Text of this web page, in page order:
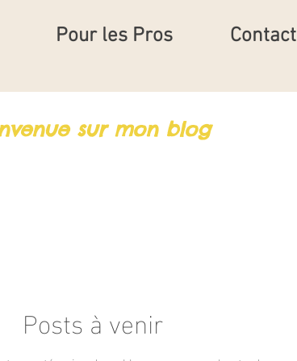
Pour les Pros Contact
Posts à venir
sur mon blog